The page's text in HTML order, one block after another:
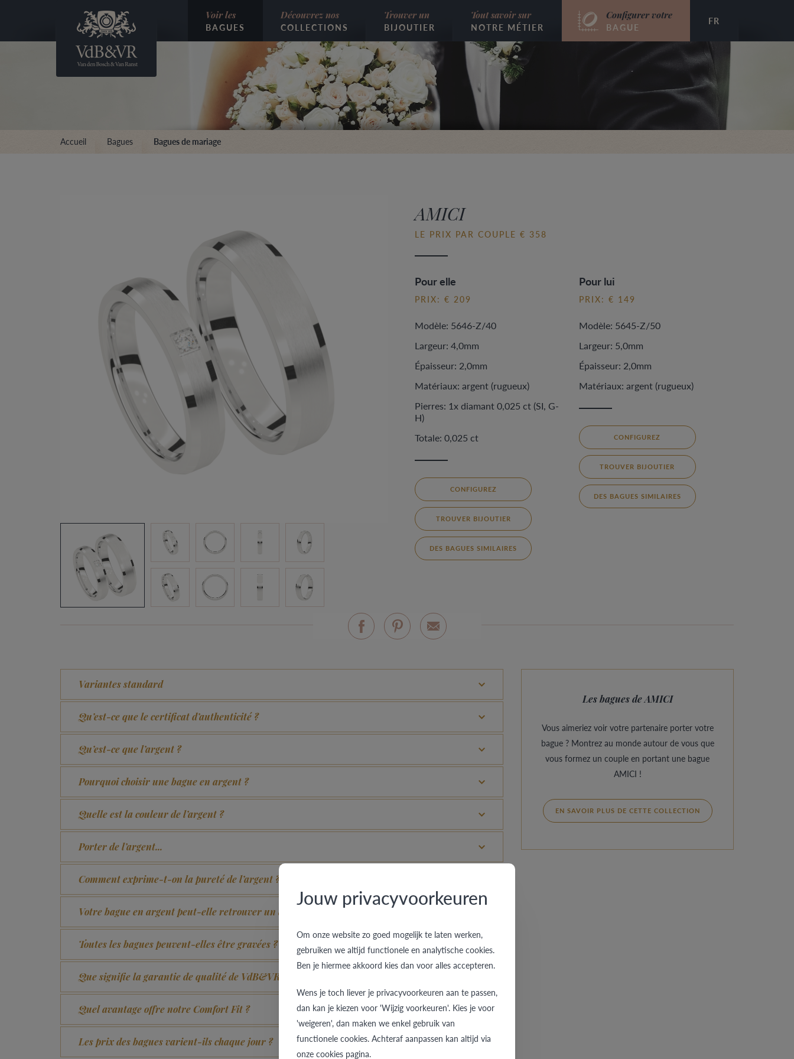
FR
Voir les
BAGUES
Découvrez nos
COLLECTIONS
Trouver un
BIJOUTIER
Tout savoir sur
NOTRE MÉTIER
Configurer votre
BAGUE
Accueil Bagues Bagues de mariage
AMICI
LE PRIX PAR COUPLE € 358
Pour elle
PRIX: € 209
Modèle: 5646-Z/40
Largeur: 4,0mm
Épaisseur: 2,0mm
Matériaux: argent (rugueux)
Pierres: 1x diamant 0,025 ct (SI, G-
H)
Totale: 0,025 ct
CONFIGUREZ
TROUVER BIJOUTIER
DES BAGUES SIMILAIRES
Pour lui
PRIX: € 149
Modèle: 5645-Z/50
Largeur: 5,0mm
Épaisseur: 2,0mm
Matériaux: argent (rugueux)
CONFIGUREZ
TROUVER BIJOUTIER
DES BAGUES SIMILAIRES
Variantes standard
Qu’est-ce que le certificat d’authenticité ?
Qu’est-ce que l’argent ?
Pourquoi choisir une bague en argent ?
Quelle est la couleur de l’argent ?
Porter de l’argent...
Comment exprime-t-on la pureté de l’argent ?
Votre bague en argent peut-elle retrouver un aspect neuf ?
Toutes les bagues peuvent-elles être gravées ?
Que signifie la garantie de qualité de VdB&VR ?
Quel avantage offre notre Comfort Fit ?
Les prix des bagues varient-ils chaque jour ?
Les bagues de AMICI
Vous aimeriez voir votre partenaire porter votre
bague ? Montrez au monde autour de vous que
vous formez un couple en portant une bague
AMICI !
EN SAVOIR PLUS DE CETTE COLLECTION
Jouw privacyvoorkeuren
Om onze website zo goed mogelijk te laten werken,
gebruiken we altijd functionele en analytische cookies.
Ben je hiermee akkoord kies dan voor alles accepteren.
Wens je toch liever je privacyvoorkeuren aan te passen,
dan kan je kiezen voor 'Wijzig voorkeuren'. Kies je voor
'weigeren', dan maken we enkel gebruik van
functionele cookies. Achteraf aanpassen kan altijd via
onze cookies pagina.